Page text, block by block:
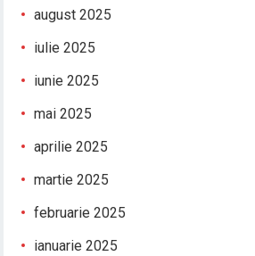
august 2025
iulie 2025
iunie 2025
mai 2025
aprilie 2025
martie 2025
februarie 2025
ianuarie 2025